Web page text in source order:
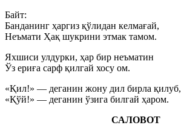
Байт:
Банданинг ҳаргиз қўлидан келмағай,
Неъмати Ҳақ шукрини этмак тамом.
Яхшиси улдурки, ҳар бир неъматин
Ўз ериға сарф қилгай хосу ом.
«Қил!» — деганин жону дил бирла қилуб,
«Қўй!» — деганин ўзига билгай ҳаром.
САЛОВОТ